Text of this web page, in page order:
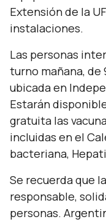
Extensión de la
instalaciones.
Las personas
turno mañana, de
ubicada en
Estarán
gratuita las
incluidas en el
bacteriana,
Se recuerda que
responsable,
personas.